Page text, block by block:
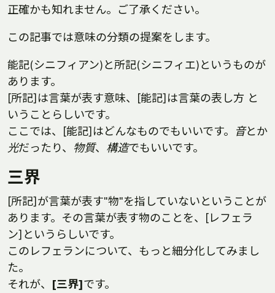
正確かも知れません。ご了承ください。
この記事では意味の分類の提案をします。
能記(シニフィアン)と所記(シニフィエ)というものが
あります。
[所記]は言葉が表す意味、[能記]は言葉の表し方 と
いうことらしいです。
ここでは、[能記]はどんなものでもいいです。
音とか
光だったり、 物質、 構造でもいいです。
三界
[所記]が言葉が表す"物"を指していないということが
あります。その言葉が表す物のことを、[レフェラ
ン]というらしいです。
このレフェランについて、もっと細分化してみまし
た。
それが、 [三界]です。